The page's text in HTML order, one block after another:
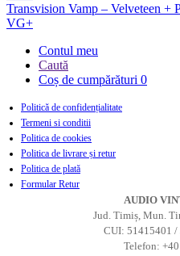
Transvision Vamp – Velveteen
VG+
Contul meu
Caută
Coș de cumpărături 0
Politică de confidențialitate
Termeni si conditii
Politica de cookies
Politica de livrare și retur
Politica de plată
Formular Retur
AUDIO
Jud. Timiș, Mun.
CUI: 51415401
Telefon: